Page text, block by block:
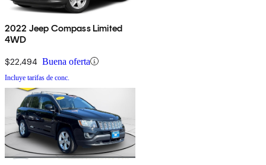
2022 Jeep Compass Limited
4WD
$22,494 Buena oferta
Incluye tarifas de conc.